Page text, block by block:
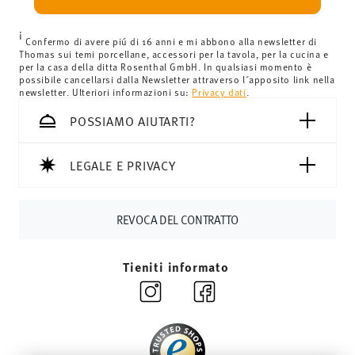
9,90 €. Per tutti gli altri paesi, puoi visualizzare i costi di
Regno Unito:Per le consegne nel Regno Unito, il valore
minimo dell'ordine è di £135 e la consegna è gratuita.
Svizzera:Le spedizioni in Svizzera sono gratuite per
ordini a partire da 69,90 CHF. Per ordini inferiori a 69,90
CHF, le spese di spedizione ammontano a 36,90 CHF.
articoli in stock. Puoi visualizzare i tempi di consegna per
altri paesi
(consegna standard) in Italia.
Per i resi, si prega di utilizzare il nostro
i Confermo di avere piú di 16 anni e mi abbono alla newsletter di
Thomas sui temi porcellane, accessori per la tavola, per la cucina e
per la casa della ditta Rosenthal GmbH. In qualsiasi momento è
possibile cancellarsi dalla Newsletter attraverso l´apposito link nella
newsletter. Ulteriori informazioni su: Privacy dati
POSSIAMO AIUTARTI?
LEGALE E PRIVACY
REVOCA DEL CONTRATTO
Tieniti informato